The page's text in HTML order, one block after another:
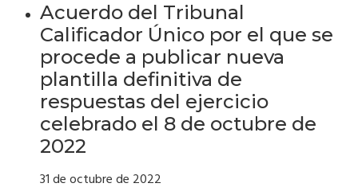
Acuerdo del Tribunal
Calificador Único por el que se
procede a publicar nueva
plantilla definitiva de
respuestas del ejercicio
celebrado el 8 de octubre de
2022
31 de octubre de 2022